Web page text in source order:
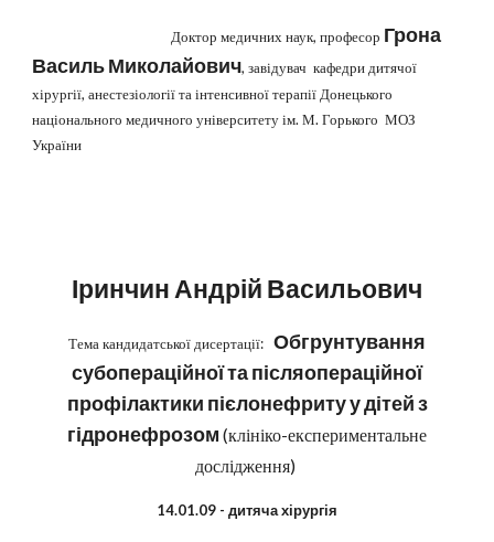
Доктор медичних наук, професор Грона
Василь Миколайович, завідувач кафедри дитячої
хірургії, анестезіології та інтенсивної терапії Донецького
національного медичного університету ім. М. Горького МОЗ
України
Іринчин Андрій Васильович
Тема кандидатської дисертації: Обгрунтування
субопераційної та післяопераційної
профілактики пієлонефриту у дітей з
гідронефрозом (клініко-експериментальне
дослідження)
14.01.09 - дитяча хірургія